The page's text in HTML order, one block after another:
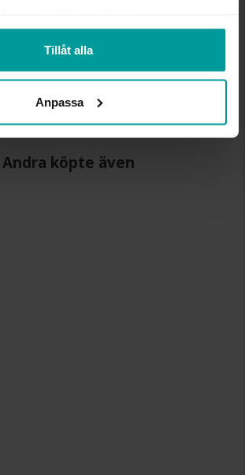
Tillåt alla
Anpassa
7
1.9
Schalins
Titan
Andra köpte även